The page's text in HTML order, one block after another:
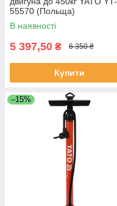
55570 (Польща)
В наявності
5 397,50 ₴ 6 350 ₴
Купити
–15%